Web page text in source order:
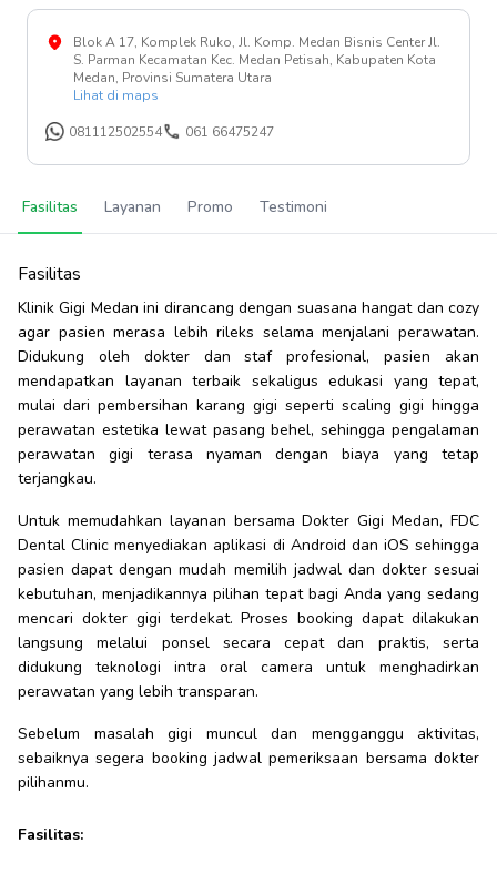
Blok A 17, Komplek Ruko, Jl. Komp. Medan Bisnis Center Jl.
S. Parman Kecamatan Kec. Medan Petisah, Kabupaten Kota
Medan, Provinsi Sumatera Utara
Lihat di maps
081112502554 061 66475247
Fasilitas Layanan Promo Testimoni
Fasilitas
Klinik Gigi Medan ini dirancang dengan suasana hangat dan cozy
agar pasien merasa lebih rileks selama menjalani perawatan.
Didukung oleh dokter dan staf profesional, pasien akan
mendapatkan layanan terbaik sekaligus edukasi yang tepat,
mulai dari pembersihan karang gigi seperti scaling gigi hingga
perawatan estetika lewat pasang behel, sehingga pengalaman
perawatan gigi terasa nyaman dengan biaya yang tetap
terjangkau.
Untuk memudahkan layanan bersama Dokter Gigi Medan, FDC
Dental Clinic menyediakan aplikasi di Android dan iOS sehingga
pasien dapat dengan mudah memilih jadwal dan dokter sesuai
kebutuhan, menjadikannya pilihan tepat bagi Anda yang sedang
mencari dokter gigi terdekat. Proses booking dapat dilakukan
langsung melalui ponsel secara cepat dan praktis, serta
didukung teknologi intra oral camera untuk menghadirkan
perawatan yang lebih transparan.
Sebelum masalah gigi muncul dan mengganggu aktivitas,
sebaiknya segera booking jadwal pemeriksaan bersama dokter
pilihanmu.
Fasilitas: